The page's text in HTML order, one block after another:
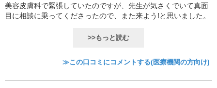
美容皮膚科で緊張していたのですが、先生が気さくでいて真面
目に相談に乗ってくださったので、また来よう!と思いました。
>>もっと読む
≫この口コミにコメントする(医療機関の方向け)